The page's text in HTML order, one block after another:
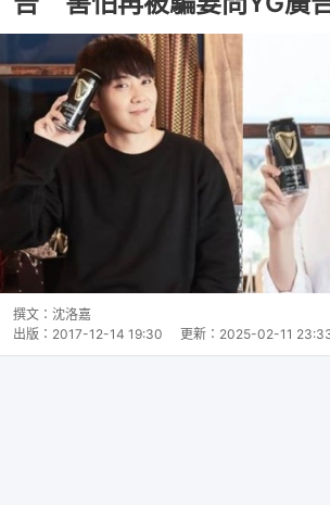
撰文： 沈洛嘉
出版： 2017-12-14 19:30 更新： 2025-02-11